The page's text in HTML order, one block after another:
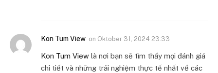
Kon Tum View on Oktober 31, 2024 23:33
Kon Tum View là nơi bạn sẽ tìm thấy mọi đánh giá
chi tiết và những trải nghiệm thực tế nhất về các